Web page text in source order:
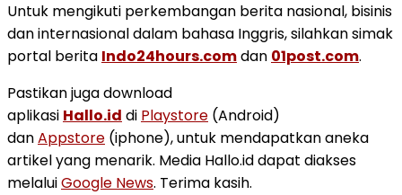
Untuk mengikuti perkembangan berita nasional, bisinis
dan internasional dalam bahasa Inggris, silahkan simak
portal berita Indo24hours.comdan 01post.com.
Pastikan juga download
aplikasi Hallo.id di Playstore (Android)
danAppstore (iphone), untuk mendapatkan aneka
artikel yang menarik. Media Hallo.id dapat diakses
melaluiGoogle News. Terima kasih.